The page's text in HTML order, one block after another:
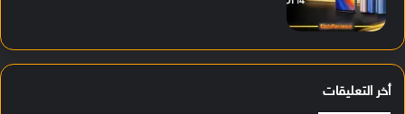
أخر التعليقات